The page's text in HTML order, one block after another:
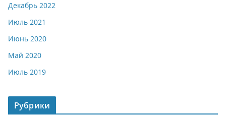
Декабрь 2022
Июль 2021
Июнь 2020
Май 2020
Июль 2019
Рубрики